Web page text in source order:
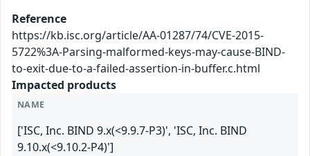
Reference
https://kb.isc.org/article/AA-01287/74/CVE-2015-
5722%3A-Parsing-malformed-keys-may-cause-BIND-
to-exit-due-to-a-failed-assertion-in-buffer.c.html
Impacted products
NAME
['ISC, Inc. BIND 9.x(<9.9.7-P3)', 'ISC, Inc. BIND
9.10.x(<9.10.2-P4)']